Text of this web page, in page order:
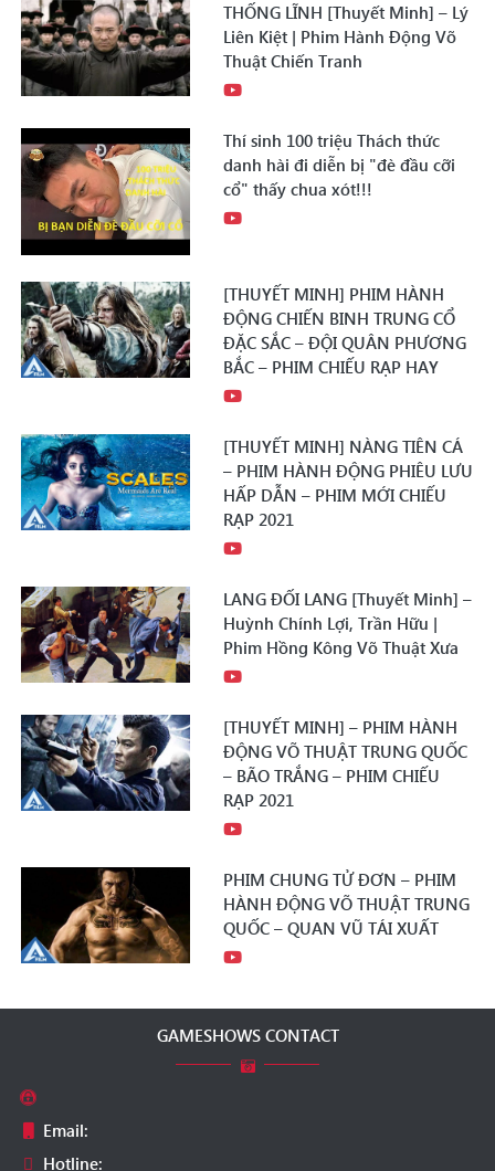
THỐNG LĨNH [Thuyết Minh] – Lý
Liên Kiệt | Phim Hành Động Võ
Thuật Chiến Tranh
Thí sinh 100 triệu Thách thức
danh hài đi diễn bị "đè đầu cỡi
cổ" thấy chua xót!!!
[THUYẾT MINH] PHIM HÀNH
ĐỘNG CHIẾN BINH TRUNG CỔ
ĐẶC SẮC – ĐỘI QUÂN PHƯƠNG
BẮC – PHIM CHIẾU RẠP HAY
[THUYẾT MINH] NÀNG TIÊN CÁ
– PHIM HÀNH ĐỘNG PHIÊU LƯU
HẤP DẪN – PHIM MỚI CHIẾU
RẠP 2021
LANG ĐỐI LANG [Thuyết Minh] –
Huỳnh Chính Lợi, Trần Hữu |
Phim Hồng Kông Võ Thuật Xưa
[THUYẾT MINH] – PHIM HÀNH
ĐỘNG VÕ THUẬT TRUNG QUỐC
– BÃO TRẮNG – PHIM CHIẾU
RẠP 2021
PHIM CHUNG TỬ ĐƠN – PHIM
HÀNH ĐỘNG VÕ THUẬT TRUNG
QUỐC – QUAN VŨ TÁI XUẤT
GAMESHOWS CONTACT
Email:
Hotline: